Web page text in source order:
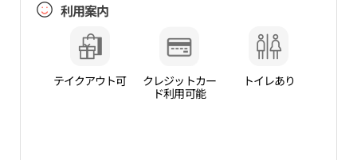
利用案内
テイクアウト可
クレジットカー
ド利用可能
トイレあり